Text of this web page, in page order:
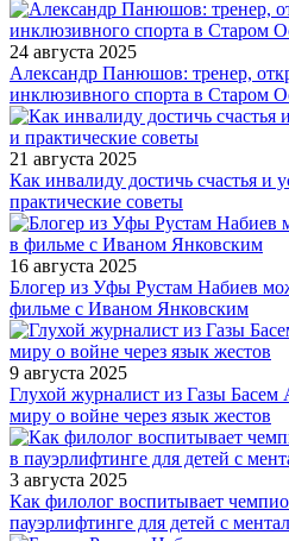
24 августа 2025
Александр Панюшов: тренер,
инклюзивного спорта в Старом
21 августа 2025
Как инвалиду достичь счастья и
практические советы
16 августа 2025
Блогер из Уфы Рустам Набиев
фильме с Иваном Янковским
9 августа 2025
Глухой журналист из Газы Басем
миру о войне через язык жестов
3 августа 2025
Как филолог воспитывает
пауэрлифтинге для детей с